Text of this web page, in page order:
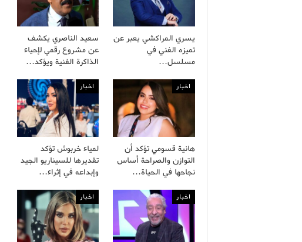
يسري المراكشي يعبر عن
تميزه الفني في
مسلسل…
سعيد الناصري يكشف
عن مشروع رقمي لإحياء
الذاكرة الفنية ويؤكد…
اخبار
هانية قسومي تؤكد أن
التوازن والصراحة أساس
نجاحها في الحياة…
اخبار
لمياء خربوش تؤكد
تقديرها للسيناريو الجيد
وإبداعه في إثراء…
اخبار اخبار